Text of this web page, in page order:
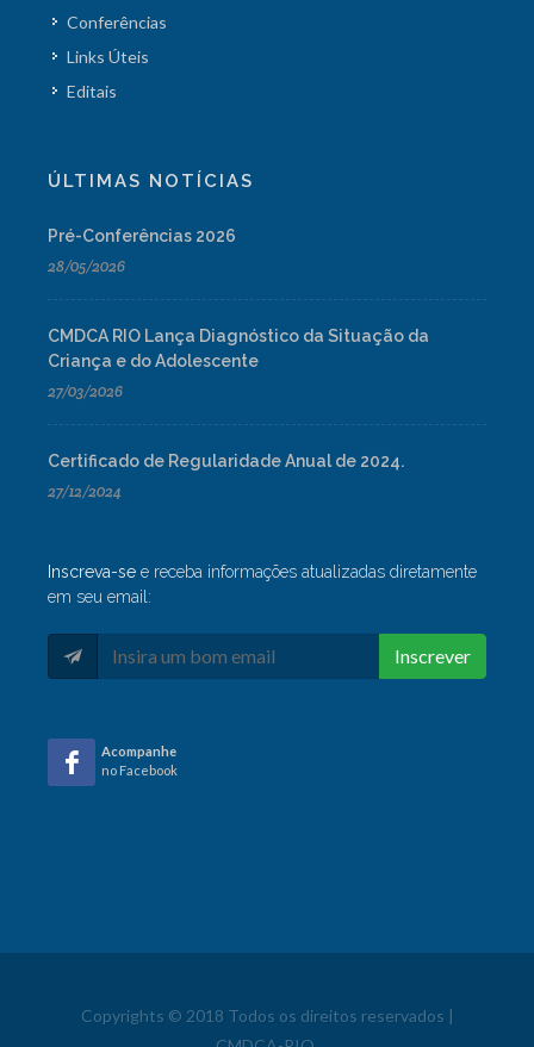
Conferências
Links Úteis
Editais
ÚLTIMAS NOTÍCIAS
Pré-Conferências 2026
28/05/2026
CMDCA RIO Lança Diagnóstico da Situação da
Criança e do Adolescente
27/03/2026
Certificado de Regularidade Anual de 2024.
27/12/2024
Inscreva-se e receba informações atualizadas diretamente
em seu email:
Inscrever
Acompanhe
no Facebook
Copyrights © 2018 Todos os direitos reservados |